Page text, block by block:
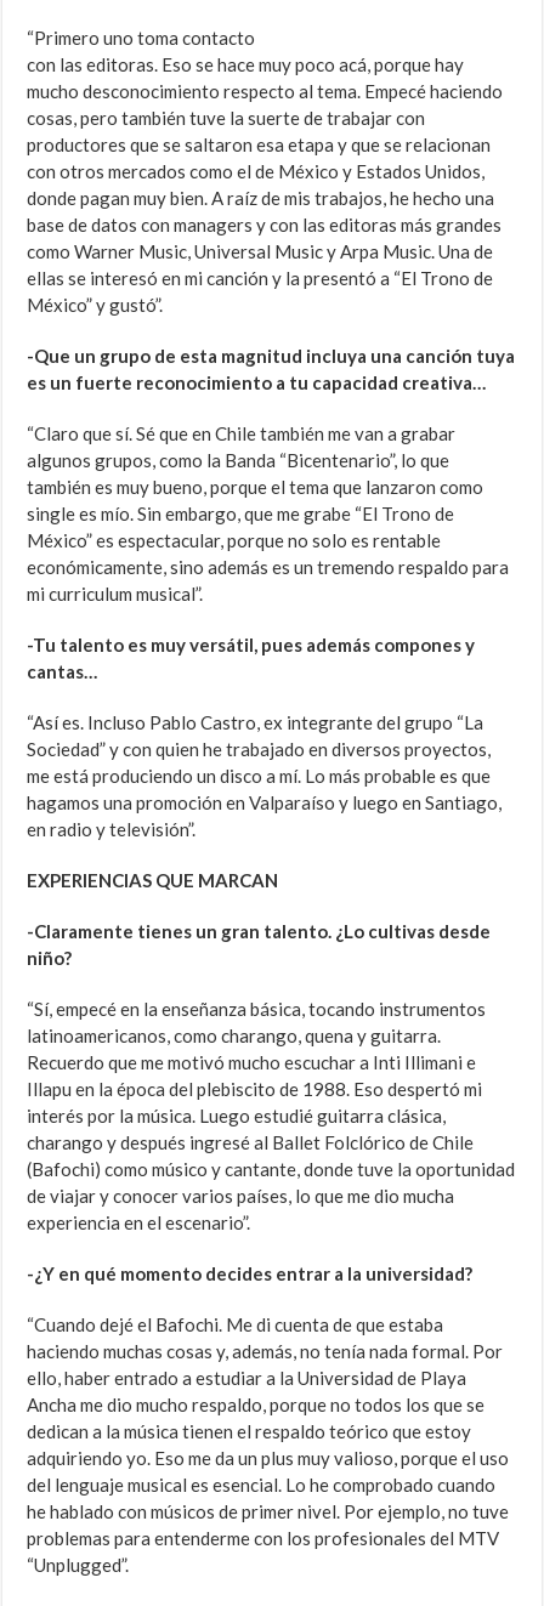
“Primero uno toma contacto
con las editoras. Eso se hace muy poco acá, porque hay
mucho desconocimiento respecto al tema. Empecé haciendo
cosas, pero también tuve la suerte de trabajar con
productores que se saltaron esa etapa y que se relacionan
con otros mercados como el de México y Estados Unidos,
donde pagan muy bien. A raíz de mis trabajos, he hecho una
base de datos con managers y con las editoras más grandes
como Warner Music, Universal Music y Arpa Music. Una de
ellas se interesó en mi canción y la presentó a “El Trono de
México” y gustó”.
-Que un grupo de esta magnitud incluya una canción tuya
es un fuerte reconocimiento a tu capacidad creativa…
“Claro que sí. Sé que en Chile también me van a grabar
algunos grupos, como la Banda “Bicentenario”, lo que
también es muy bueno, porque el tema que lanzaron como
single es mío. Sin embargo, que me grabe “El Trono de
México” es espectacular, porque no solo es rentable
económicamente, sino además es un tremendo respaldo para
mi curriculum musical”.
-Tu talento es muy versátil, pues además compones y
cantas…
“Así es. Incluso Pablo Castro, ex integrante del grupo “La
Sociedad” y con quien he trabajado en diversos proyectos,
me está produciendo un disco a mí. Lo más probable es que
hagamos una promoción en Valparaíso y luego en Santiago,
en radio y televisión”.
EXPERIENCIAS QUE MARCAN
-Claramente tienes un gran talento. ¿Lo cultivas desde
niño?
“Sí, empecé en la enseñanza básica, tocando instrumentos
latinoamericanos, como charango, quena y guitarra.
Recuerdo que me motivó mucho escuchar a Inti Illimani e
Illapu en la época del plebiscito de 1988. Eso despertó mi
interés por la música. Luego estudié guitarra clásica,
charango y después ingresé al Ballet Folclórico de Chile
(Bafochi) como músico y cantante, donde tuve la oportunidad
de viajar y conocer varios países, lo que me dio mucha
experiencia en el escenario”.
-¿Y en qué momento decides entrar a la universidad?
“Cuando dejé el Bafochi. Me di cuenta de que estaba
haciendo muchas cosas y, además, no tenía nada formal. Por
ello, haber entrado a estudiar a la Universidad de Playa
Ancha me dio mucho respaldo, porque no todos los que se
dedican a la música tienen el respaldo teórico que estoy
adquiriendo yo. Eso me da un plus muy valioso, porque el uso
del lenguaje musical es esencial. Lo he comprobado cuando
he hablado con músicos de primer nivel. Por ejemplo, no tuve
problemas para entenderme con los profesionales del MTV
“Unplugged”.